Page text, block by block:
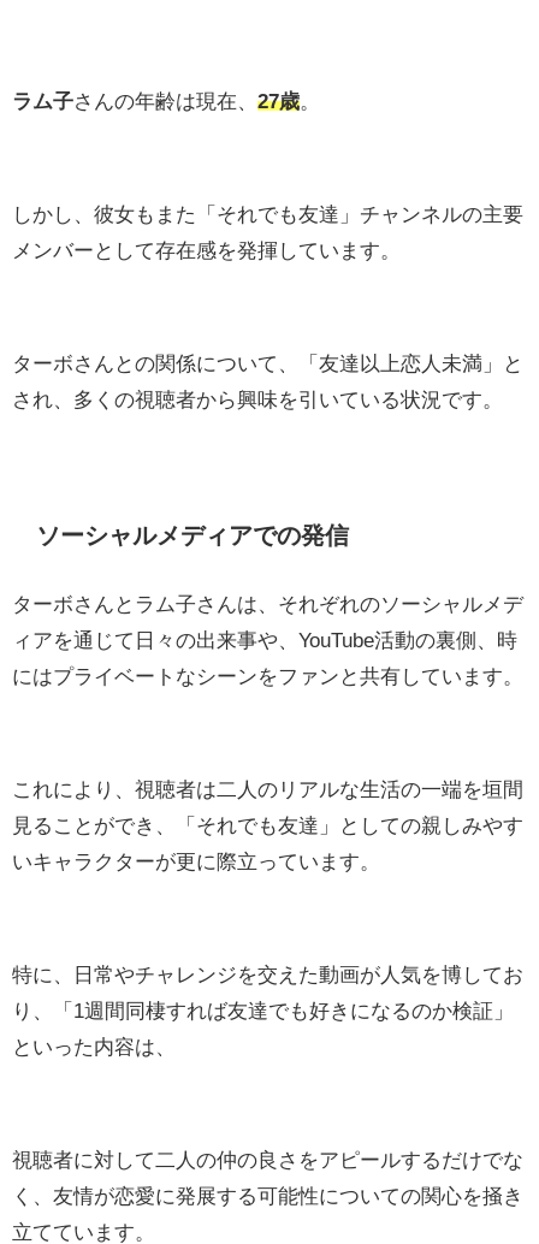
ラム子さんの年齢は現在、 27歳
しかし、彼女もまた「それでも友達」チャンネルの主要
メンバーとして存在感を発揮しています。
ターボさんとの関係について、「友達以上恋人未満」と
され、多くの視聴者から興味を引いている状況です。
ソーシャルメディアでの発信
ターボさんとラム子さんは、それぞれのソーシャルメデ
ィアを通じて日々の出来事や、YouTube活動の裏側、時
にはプライベートなシーンをファンと共有しています。
これにより、視聴者は二人のリアルな生活の一端を垣間
見ることができ、「それでも友達」としての親しみやす
いキャラクターが更に際立っています。
特に、日常やチャレンジを交えた動画が人気を博してお
り、「1週間同棲すれば友達でも好きになるのか検証」
といった内容は、
視聴者に対して二人の仲の良さをアピールするだけでな
く、友情が恋愛に発展する可能性についての関心を掻き
立てています。